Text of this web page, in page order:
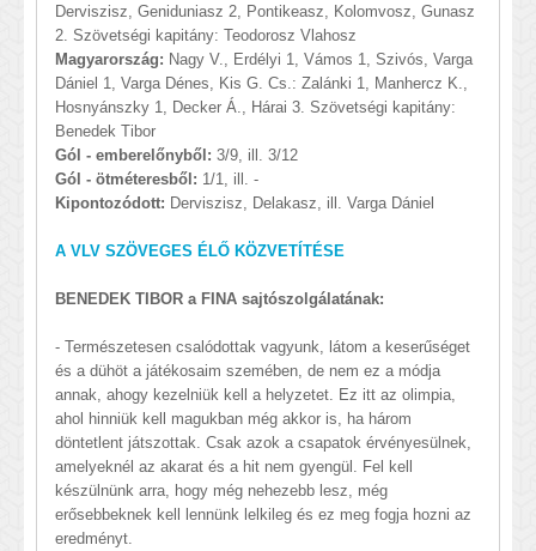
Derviszisz, Geniduniasz 2, Pontikeasz, Kolomvosz, Gunasz
2. Szövetségi kapitány: Teodorosz Vlahosz
Magyarország: Nagy V., Erdélyi 1, Vámos 1, Szivós, Varga
Dániel 1, Varga Dénes, Kis G. Cs.: Zalánki 1, Manhercz K.,
Hosnyánszky 1, Decker Á., Hárai 3. Szövetségi kapitány:
Benedek Tibor
Gól - emberelőnyből: 3/9, ill. 3/12
Gól - ötméteresből: 1/1, ill. -
Kipontozódott: Derviszisz, Delakasz, ill. Varga Dániel
A VLV SZÖVEGES ÉLŐ KÖZVETÍTÉSE
BENEDEK TIBOR a FINA sajtószolgálatának:
- Természetesen csalódottak vagyunk, látom a keserűséget
és a dühöt a játékosaim szemében, de nem ez a módja
annak, ahogy kezelniük kell a helyzetet. Ez itt az olimpia,
ahol hinniük kell magukban még akkor is, ha három
döntetlent játszottak. Csak azok a csapatok érvényesülnek,
amelyeknél az akarat és a hit nem gyengül. Fel kell
készülnünk arra, hogy még nehezebb lesz, még
erősebbeknek kell lennünk lelkileg és ez meg fogja hozni az
eredményt.